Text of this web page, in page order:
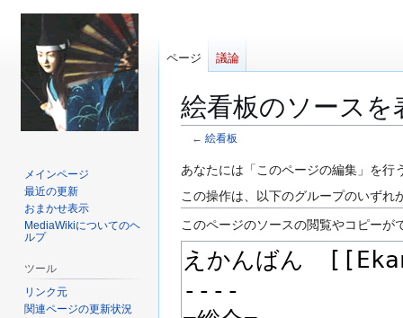
絵看板のソースを
← 絵看板
ナ
ゲ
ー
シ
ョ
検
に
移
動
あなたには「このページの編集」を行
この操作は、以下のグループのいず
このページのソースの閲覧やコピーが
ページ 議論
メインページ
最近の更新
おまかせ表示
MediaWikiについてのヘ
ルプ
ツール
リンク元
関連ページの更新状況